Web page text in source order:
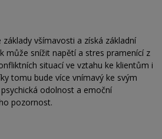
všímavosti a získá základní
může snížit napětí a stres pramenící z
situací ve vztahu ke klientům i
tomu bude více vnímavý ke svým
odolnost a emoční
pozornost.